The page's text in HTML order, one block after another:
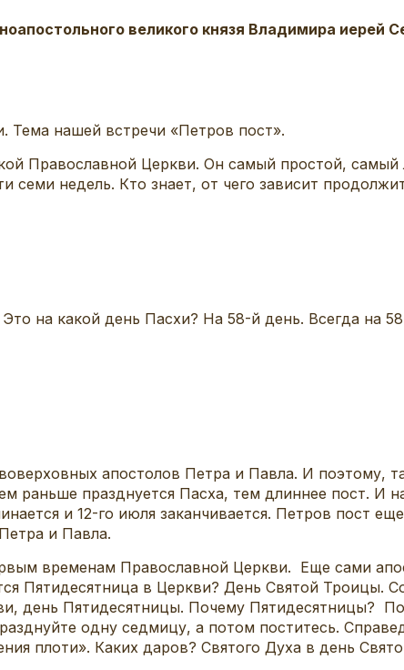
великого князя Владимира иерей
Тема нашей встречи «Петров пост».
Православной Церкви. Он самый простой,
недель. Кто знает, от чего зависит
на какой день Пасхи? На 58-й день. Всегда на
апостолов Петра и Павла. И поэтому,
раньше празднуется Пасха, тем длиннее пост. И
и 12-го июля заканчивается. Петров пост
и Павла.
временам Православной Церкви. Еще сами
Пятидесятница в Церкви? День Святой Троицы.
день Пятидесятницы. Почему Пятидесятницы?
одну седмицу, а потом поститесь.
плоти». Каких даров? Святого Духа в день